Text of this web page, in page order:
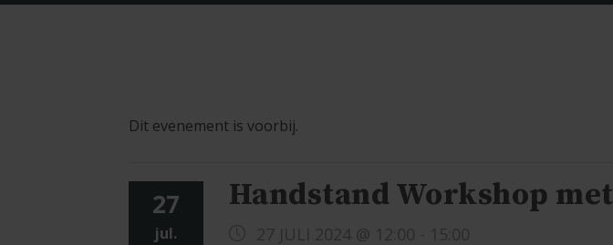
Dit evenement is voorbij.
27
jul.
Handstand Workshop